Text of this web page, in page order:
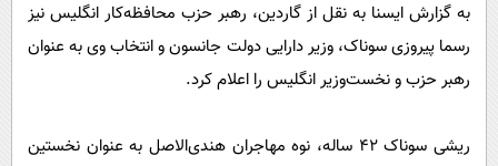
سلامت
اجتماعی
به گزارش ایسنا به نقل از گاردین، رهبر حزب محافظه‌کار انگلیس نیز
رسما پیروزی سوناک، وزیر دارایی دولت جانسون و انتخاب وی به عنوان
رهبر حزب و نخست‌وزیر انگلیس را اعلام کرد.
ریشی سوناک ۴۲ ساله، نوه مهاجران هندی‌الاصل به عنوان نخستین